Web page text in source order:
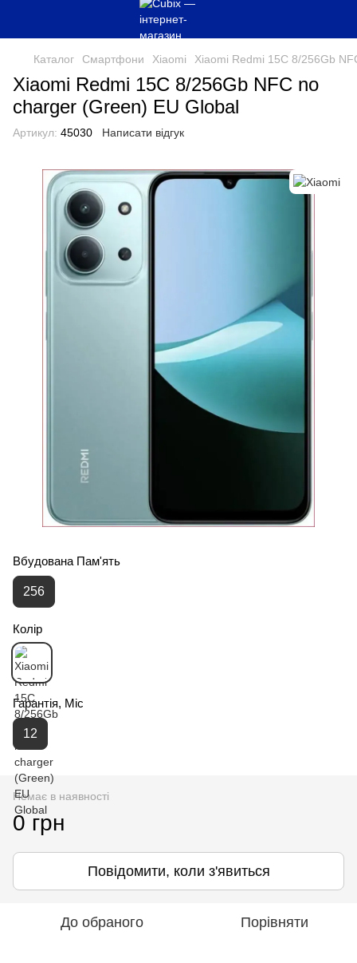
Каталог Смартфони Xiaomi Xiaomi Redmi 15C 8/256Gb
Xiaomi Redmi 15C 8/256Gb NFC no
charger (Green) EU Global
Артикул: 45030 Написати відгук
Вбудована Пам'ять
256
Колір
Гарантія, Міс
12
Немає в наявності
0 грн
Повідомити, коли з'явиться
До обраного Порівняти